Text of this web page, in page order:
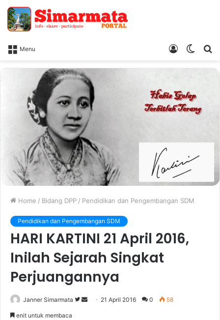
Menu
Switch
Log
Home / Bidang DPP / Pendidikan dan Pengembangan SDM
Pendidikan dan Pengembangan SDM
HARI KARTINI 21 April 2016,
Inilah Sejarah Singkat
Perjuangannya
Janner Simarmata
F
21 April 2016 0 58
enit untuk membaca